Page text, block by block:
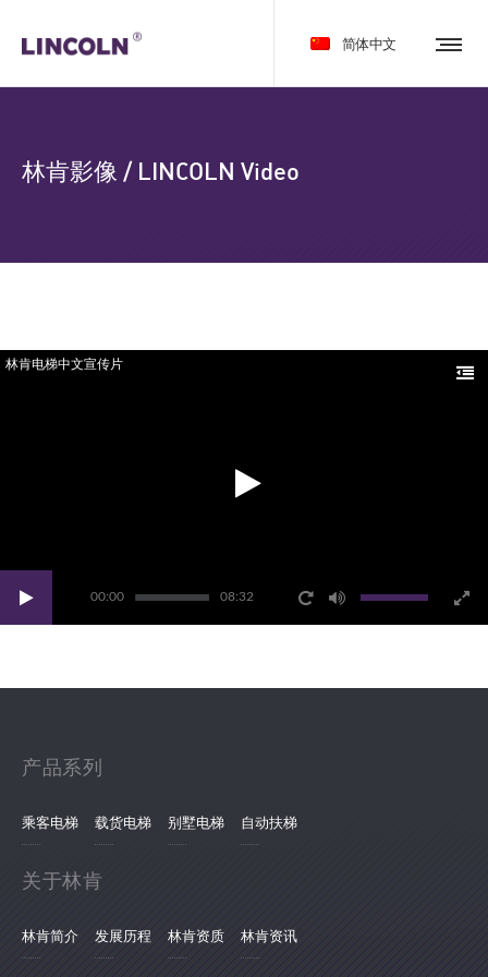
简体中文
林肯影像 / LINCOLN Video
00:00 08:32
林肯电梯中文宣传片林肯电梯中文宣传片
产品系列
乘客电梯 载货电梯 别墅电梯 自动扶梯
关于林肯
林肯简介 发展历程 林肯资质 林肯资讯